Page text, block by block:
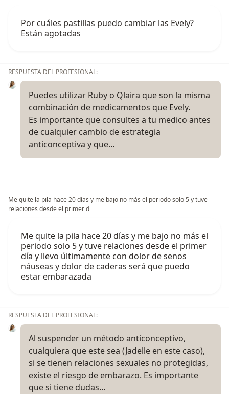
Por cuáles pastillas puedo cambiar las Evely?
Están agotadas
RESPUESTA DEL PROFESIONAL:
Puedes utilizar Ruby o Qlaira que son la misma
combinación de medicamentos que Evely.
Es importante que consultes a tu medico antes
de cualquier cambio de estrategia
anticonceptiva y que…
Me quite la pila hace 20 días y me bajo no más el periodo solo 5 y tuve
relaciones desde el primer d
Me quite la pila hace 20 días y me bajo no más el
periodo solo 5 y tuve relaciones desde el primer
día y llevo últimamente con dolor de senos
náuseas y dolor de caderas será que puedo
estar embarazada
RESPUESTA DEL PROFESIONAL:
Al suspender un método anticonceptivo,
cualquiera que este sea (Jadelle en este caso),
si se tienen relaciones sexuales no protegidas,
existe el riesgo de embarazo. Es importante
que si tiene dudas…